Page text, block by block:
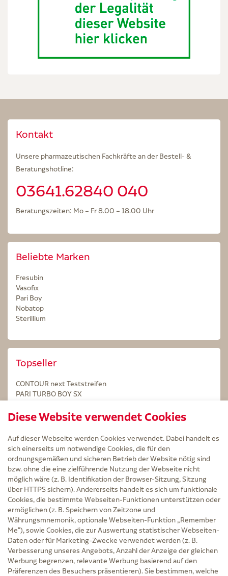
Kontakt
Unsere pharmazeutischen Fachkräfte an der Bestell- &
Beratungshotline:
03641.62840 040
Beratungszeiten: Mo – Fr 8.00 – 18.00 Uhr
Beliebte Marken
Fresubin
Vasofix
Pari Boy
Nobatop
Sterillium
Topseller
CONTOUR next Teststreifen
PARI TURBO BOY SX
Kintex Kinesiologie Tape blau
Service
Versand und Lieferzeit
Kontakt
FAQ
AGB
Cookie-Einstellungen
Datenschutz
Erklärung zur Barrierefreiheit
Widerruf
Impressum
Diese Website verwendet Cookies
Auf dieser Webseite werden Cookies verwendet. Dabei handelt es
sich einerseits um notwendige Cookies, die für den
ordnungsgemäßen und sicheren Betrieb der Website nötig sind
bzw. ohne die eine zielführende Nutzung der Webseite nicht
möglich wäre (z. B. Identifikation der Browser-Sitzung, Sitzung
über HTTPS sichern). Andererseits handelt es sich um funktionale
Cookies, die bestimmte Webseiten-Funktionen unterstützen oder
ermöglichen (z. B. Speichern von Zeitzone und
Währungsmnemonik, optionale Webseiten-Funktion „Remember
Me“), sowie Cookies, die zur Auswertung statistischer Webseiten-
Daten oder für Marketing-Zwecke verwendet werden (z. B.
Verbesserung unseres Angebots, Anzahl der Anzeige der gleichen
Werbung begrenzen, relevante Werbung basierend auf den
Präferenzen des Besuchers präsentieren). Sie bestimmen, welche